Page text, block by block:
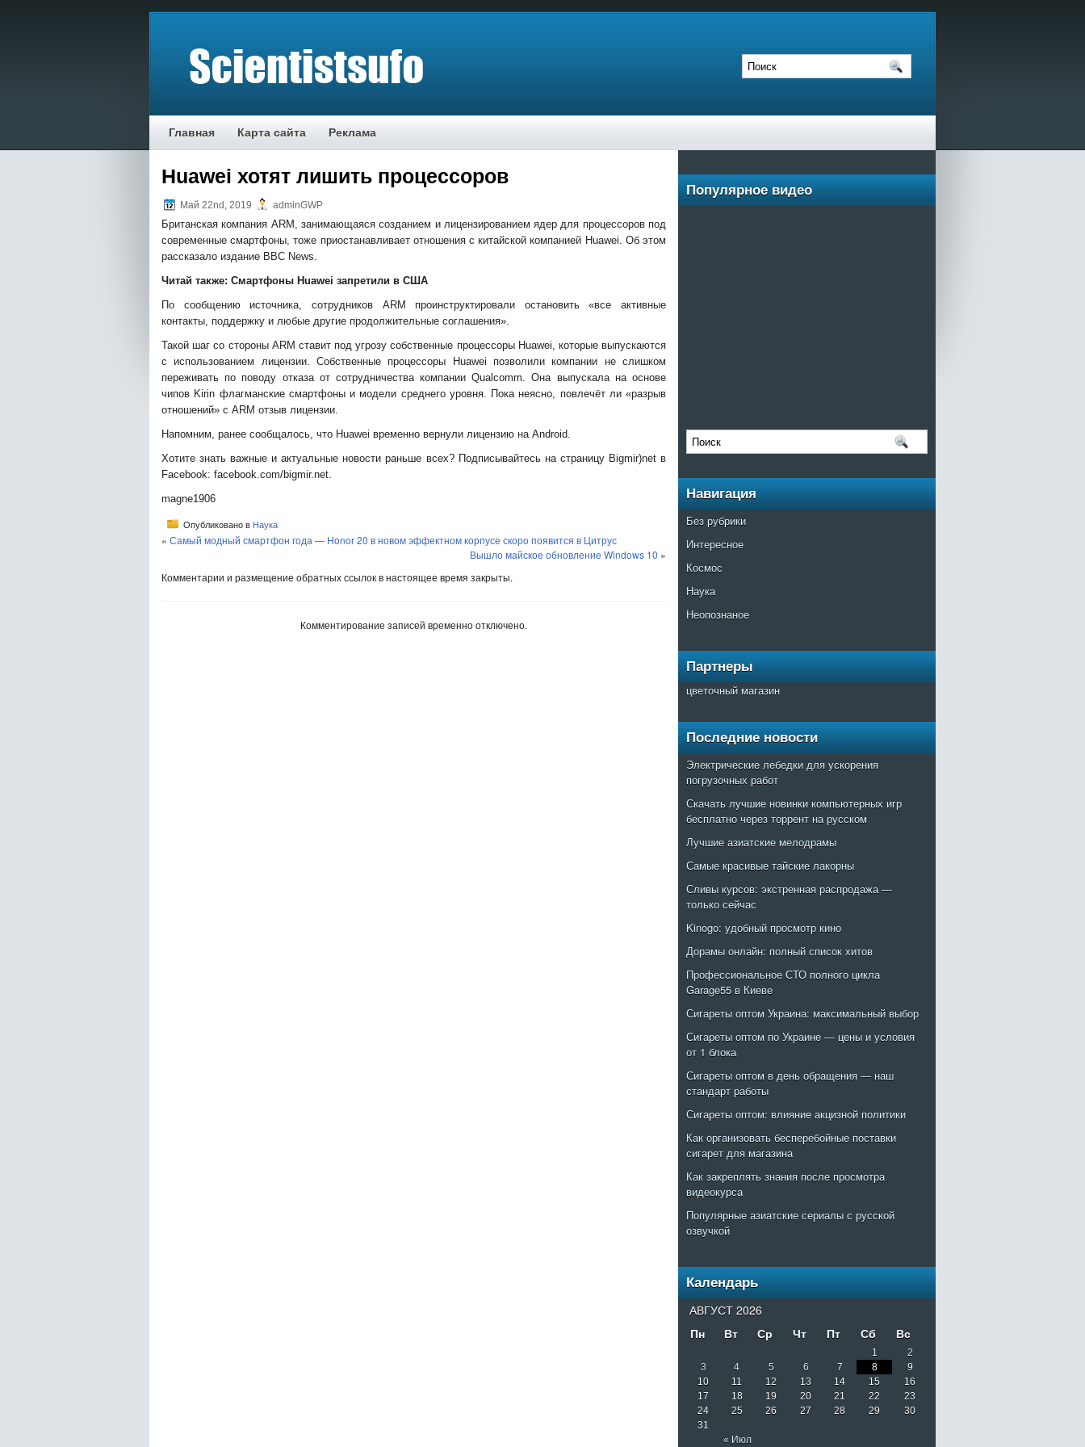
Главная Карта сайта Реклама
Huawei хотят лишить процессоров
Май 22nd, 2019 adminGWP
Британская компания ARM, занимающаяся созданием и лицензированием ядер для процессоров под
современные смартфоны, тоже приостанавливает отношения с китайской компанией Huawei. Об этом
рассказало издание BBC News.
Читай также: Смартфоны Huawei запретили в США
По сообщению источника, сотрудников ARM проинструктировали остановить «все активные
контакты, поддержку и любые другие продолжительные соглашения».
Такой шаг со стороны ARM ставит под угрозу собственные процессоры Huawei, которые выпускаются
с использованием лицензии. Собственные процессоры Huawei позволили компании не слишком
переживать по поводу отказа от сотрудничества компании Qualcomm. Она выпускала на основе
чипов Kirin флагманские смартфоны и модели среднего уровня. Пока неясно, повлечёт ли «разрыв
отношений» с ARM отзыв лицензии.
Напомним, ранее сообщалось, что Huawei временно вернули лицензию на Android.
Хотите знать важные и актуальные новости раньше всех? Подписывайтесь на страницу Bigmir)net в
Facebook: facebook.com/bigmir.net.
magne1906
Опубликовано в Наука
« Самый модный смартфон года — Honor 20 в новом эффектном корпусе скоро появится в Цитрус
Вышло майское обновление Windows 10 »
Комментарии и размещение обратных ссылок в настоящее время закрыты.
Комментирование записей временно отключено.
Популярное видео
Навигация
Без рубрики
Интересное
Космос
Наука
Неопознаное
Партнеры
цветочный магазин
Последние новости
Электрические лебедки для ускорения
погрузочных работ
Скачать лучшие новинки компьютерных игр
бесплатно через торрент на русском
Лучшие азиатские мелодрамы
Самые красивые тайские лакорны
Сливы курсов: экстренная распродажа —
только сейчас
Kinogo: удобный просмотр кино
Дорамы онлайн: полный список хитов
Профессиональное СТО полного цикла
Garage55 в Киеве
Сигареты оптом Украина: максимальный выбор
Сигареты оптом по Украине — цены и условия
от 1 блока
Сигареты оптом в день обращения — наш
стандарт работы
Сигареты оптом: влияние акцизной политики
Как организовать бесперебойные поставки
сигарет для магазина
Как закреплять знания после просмотра
видеокурса
Популярные азиатские сериалы с русской
озвучкой
Календарь
АВГУСТ 2026
Пн
Вт Ср Чт Пт Сб Вс
« Июл
1
2
3
4 5 6 7 8
9
10
11 12 13 14 15
16
17
18 19 20 21 22
23
24
25 26 27 28 29
30
31